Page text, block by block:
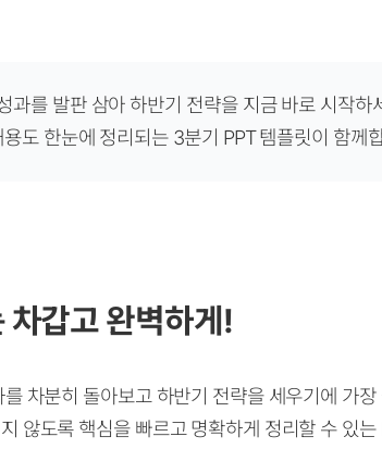
과를 발판 삼아 하반기 전략을 지금 바로 시작하
도 한눈에 정리되는 3분기 PPT 템플릿이 함께
차갑고 완벽하게!
차분히 돌아보고 하반기 전략을 세우기에 가
않도록 핵심을 빠르고 명확하게 정리할 수 있